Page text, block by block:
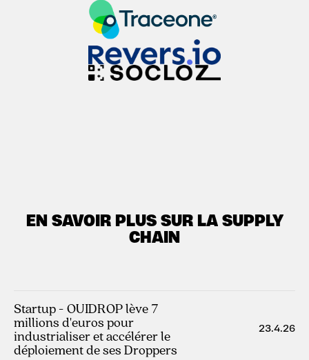
EN SAVOIR PLUS SUR LA SUPPLY
CHAIN
Startup - OUIDROP lève 7
millions d'euros pour
industrialiser et accélérer le
déploiement de ses Droppers
23.4.26